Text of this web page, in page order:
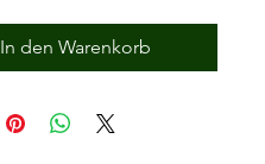
In den Warenkorb